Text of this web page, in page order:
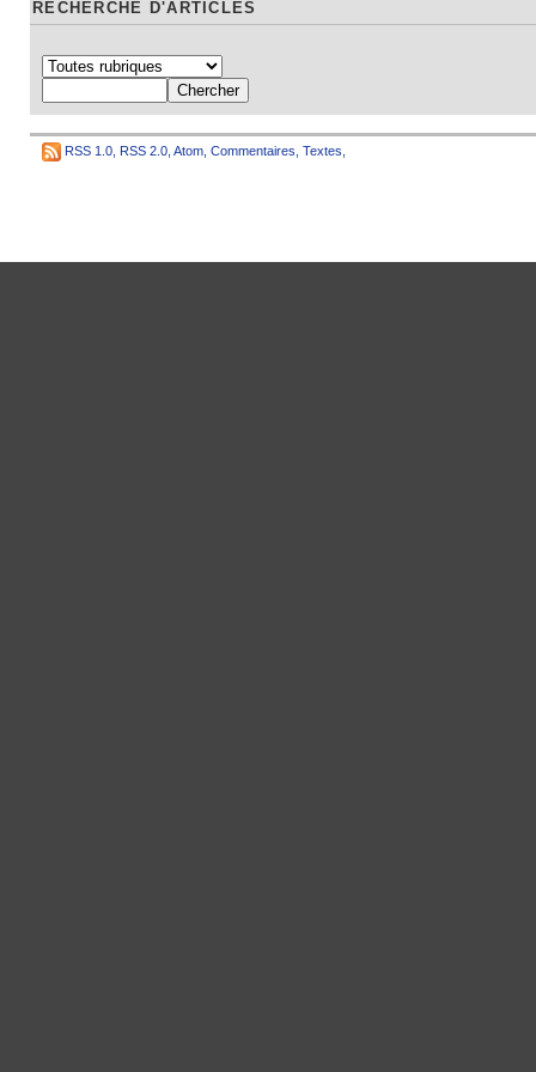
RECHERCHE D'ARTICLES
RSS 1.0 RSS 2.0 Atom Commentaires Textes